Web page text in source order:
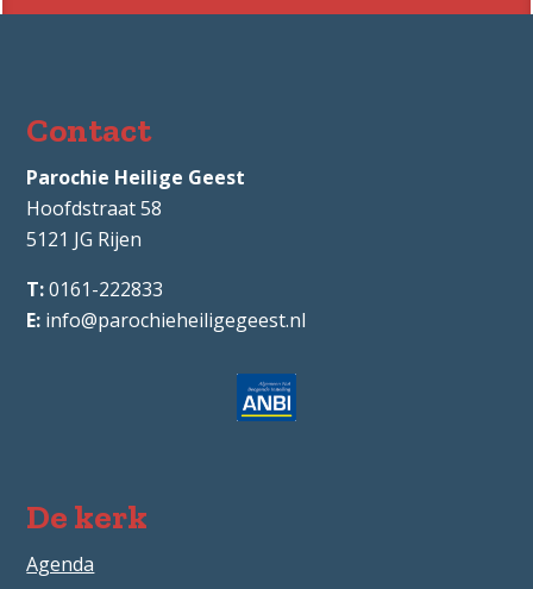
Contact
Parochie Heilige Geest
Hoofdstraat 58
5121 JG Rijen
0161-222833
info@parochieheiligegeest.nl
De kerk
Agenda